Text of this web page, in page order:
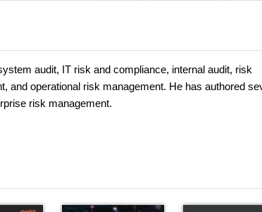
audit, IT risk and compliance, internal audit, risk
and operational risk management. He has authored
risk management.